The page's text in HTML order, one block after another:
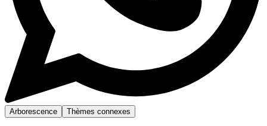
Arborescence Thèmes connexes